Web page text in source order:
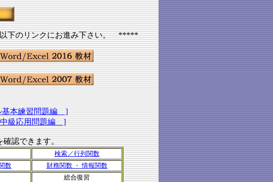
下のリンクにお進み下さい。 *****
本練習問題編 ]
級応用問題編 ]
確認できます。
検索／行列関数
数
財務関数 ・ 情報関数
総合復習